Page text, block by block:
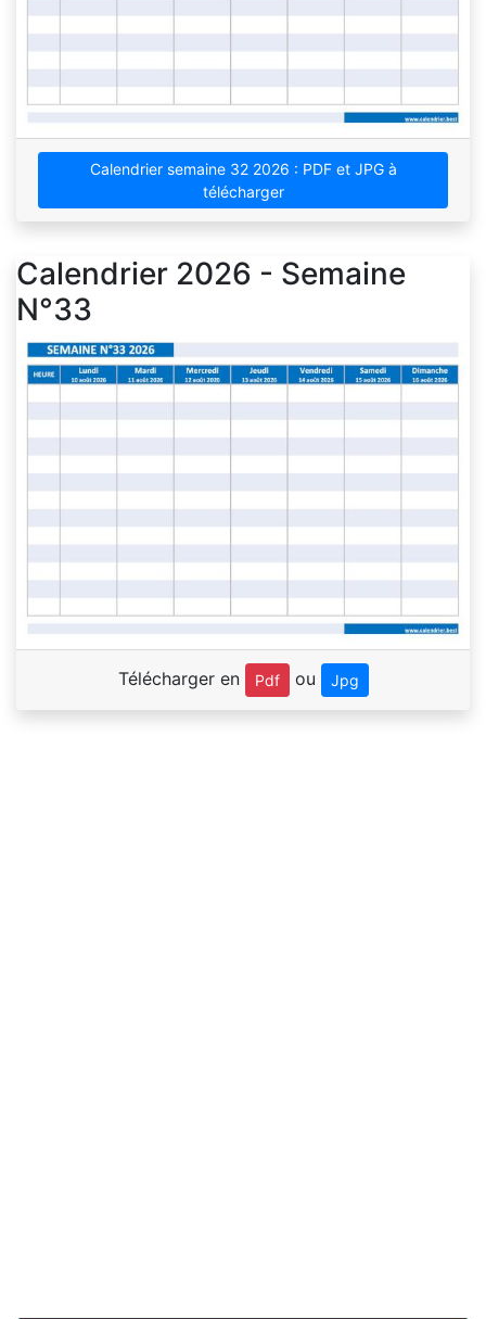
Calendrier semaine 32 2026 : PDF et JPG à
télécharger
Calendrier 2026 - Semaine
N°33
Télécharger en Pdf ou Jpg